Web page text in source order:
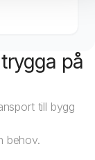
på
till bygg
behov.